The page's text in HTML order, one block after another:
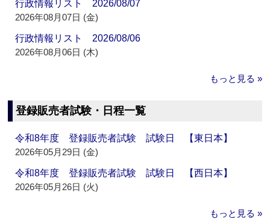
行政情報リスト 2026/08/07
2026年08月07日 (金)
行政情報リスト 2026/08/06
2026年08月06日 (木)
もっと見る »
登録販売者試験・日程一覧
令和8年度 登録販売者試験 試験日 【東日本】
2026年05月29日 (金)
令和8年度 登録販売者試験 試験日 【西日本】
2026年05月26日 (火)
もっと見る »